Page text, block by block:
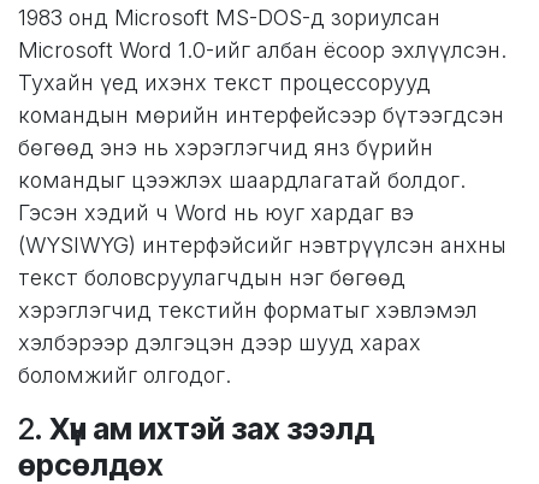
1983 онд Microsoft MS-DOS-д зориулсан
Microsoft Word 1.0-ийг албан ёсоор эхлүүлсэн.
Тухайн үед ихэнх текст процессорууд
командын мөрийн интерфейсээр бүтээгдсэн
бөгөөд энэ нь хэрэглэгчид янз бүрийн
командыг цээжлэх шаардлагатай болдог.
Гэсэн хэдий ч Word нь юуг хардаг вэ
(WYSIWYG) интерфэйсийг нэвтрүүлсэн анхны
текст боловсруулагчдын нэг бөгөөд
хэрэглэгчид текстийн форматыг хэвлэмэл
хэлбэрээр дэлгэцэн дээр шууд харах
боломжийг олгодог.
2. Хүн ам ихтэй зах зээлд
өрсөлдөх